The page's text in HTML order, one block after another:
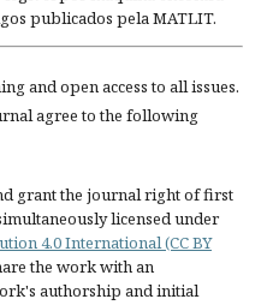
publicados pela MATLIT.
and open access to all issues.
agree to the following
grant the journal right of first
licensed under
4.0 International (CC BY
the work with an
authorship and initial